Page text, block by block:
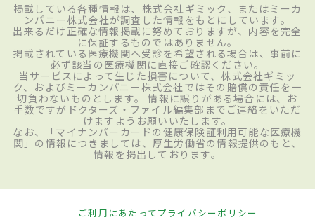
掲載している各種情報は、株式会社ギミック、またはミーカ
ンパニー株式会社が調査した情報をもとにしています。
出来るだけ正確な情報掲載に努めておりますが、内容を完全
に保証するものではありません。
掲載されている医療機関へ受診を希望される場合は、事前に
必ず該当の医療機関に直接ご確認ください。
当サービスによって生じた損害について、株式会社ギミッ
ク、およびミーカンパニー株式会社ではその賠償の責任を一
切負わないものとします。 情報に誤りがある場合には、お
手数ですがドクターズ・ファイル編集部までご連絡をいただ
けますようお願いいたします。
なお、「マイナンバーカードの健康保険証利用可能な医療機
関」の情報につきましては、厚生労働省の情報提供のもと、
情報を掲出しております。
ご利用にあたってプライバシーポリシー